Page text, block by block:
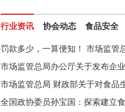
行业资讯 协会动态 食品安全